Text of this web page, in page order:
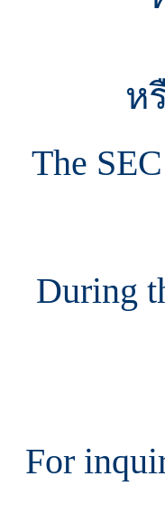
ห
The
During
For